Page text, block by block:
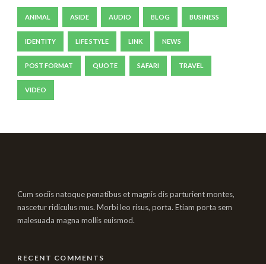
ANIMAL ASIDE AUDIO BLOG BUSINESS
IDENTITY LIFE STYLE LINK NEWS
POST FORMAT QUOTE SAFARI TRAVEL
VIDEO
Cum sociis natoque penatibus et magnis dis parturient montes,
nascetur ridiculus mus. Morbi leo risus, porta. Etiam porta sem
malesuada magna mollis euismod.
RECENT COMMENTS